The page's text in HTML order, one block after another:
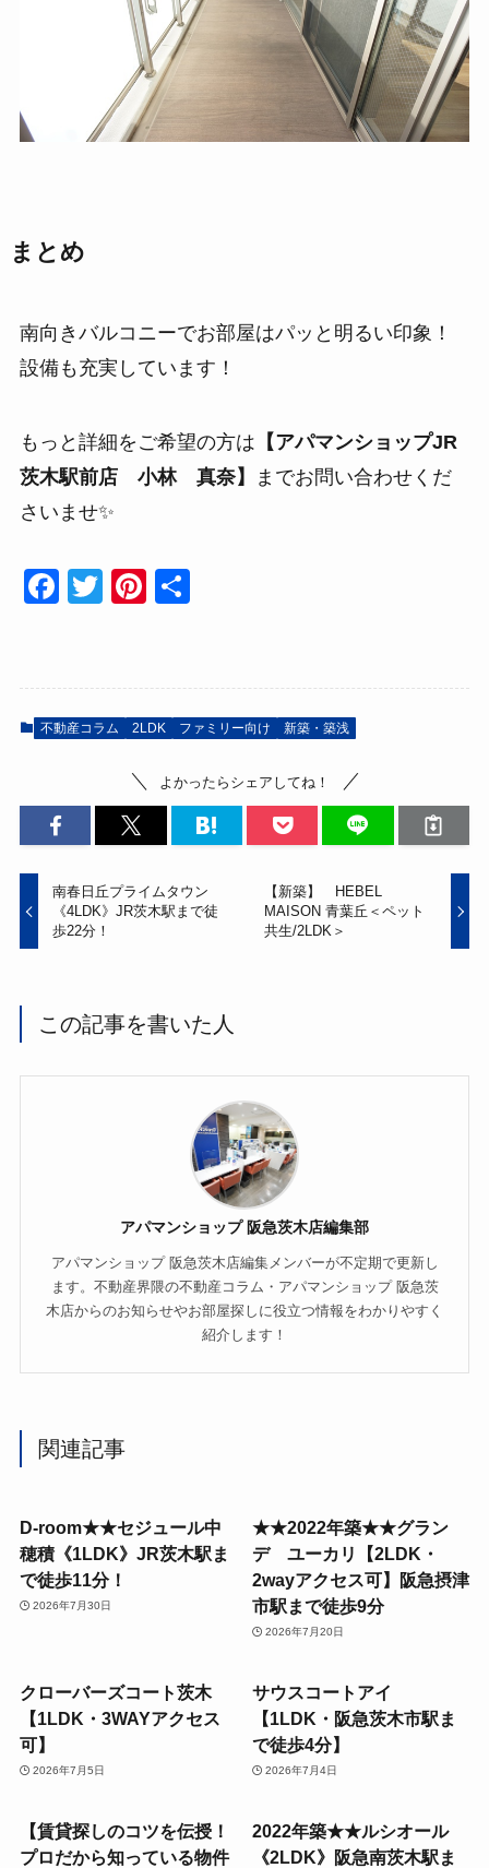
まとめ
南向きバルコニーでお部屋はパッと明るい印象！
設備も充実しています！
もっと詳細をご希望の方は 【アパマンショップJR
茨木駅前店 小林 真奈】
までお問い合わせくだ
さいませ✨
F
e
b
o
k
T
er
Pi
e
st
不動産コラム 2LDK ファミリー向け 新築・築浅
よかったらシェアしてね！
南春日丘プライムタウン
《4LDK》JR茨木駅まで徒
歩22分！
【新築】 HEBEL
MAISON 青葉丘＜ペット
共生/2LDK＞
この記事を書いた人
アパマンショップ 阪急茨木店編集部
アパマンショップ 阪急茨木店編集メンバーが不定期で更新し
ます。不動産界隈の不動産コラム・アパマンショップ 阪急茨
木店からのお知らせやお部屋探しに役立つ情報をわかりやすく
紹介します！
関連記事
D-room★★セジュール中
穂積《1LDK》JR茨木駅ま
で徒歩11分！
2026年7月30日
★★2022年築★★グラン
デ ユーカリ【2LDK・
2wayアクセス可】阪急摂津
市駅まで徒歩9分
2026年7月20日
クローバーズコート茨木
【1LDK・3WAYアクセス
可】
2026年7月5日
サウスコートアイ
【1LDK・阪急茨木市駅ま
で徒歩4分】
2026年7月4日
【賃貸探しのコツを伝授！
プロだから知っている物件
2022年築★★ルシオール
《2LDK》阪急南茨木駅ま